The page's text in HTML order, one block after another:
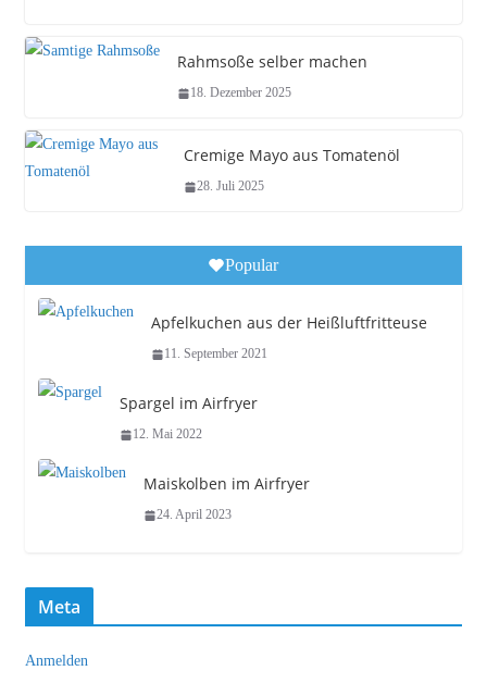
Rahmsoße selber machen
18. Dezember 2025
Cremige Mayo aus Tomatenöl
28. Juli 2025
Popular
Apfelkuchen aus der Heißluftfritteuse
11. September 2021
Spargel im Airfryer
12. Mai 2022
Maiskolben im Airfryer
24. April 2023
Meta
Anmelden